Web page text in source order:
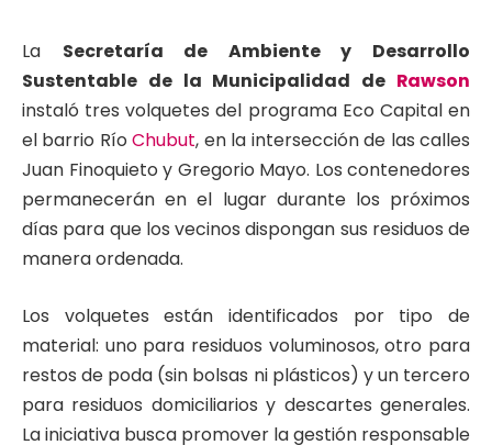
La Secretaría de Ambiente y Desarrollo
Sustentable de la Municipalidad de Rawson
instaló tres volquetes del programa Eco Capital en
el barrio RíoChubut, en la intersección de las calles
Juan Finoquieto y Gregorio Mayo. Los contenedores
permanecerán en el lugar durante los próximos
días para que los vecinos dispongan sus residuos de
manera ordenada.
Los volquetes están identificados por tipo de
material: uno para residuos voluminosos, otro para
restos de poda (sin bolsas ni plásticos) y un tercero
para residuos domiciliarios y descartes generales.
La iniciativa busca promover la gestión responsable